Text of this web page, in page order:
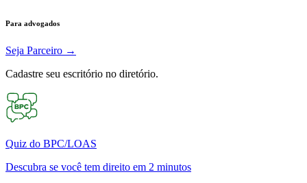
Para advogados
Seja Parceiro →
Cadastre seu escritório no diretório.
Quiz do BPC/LOAS
Descubra se você tem direito em 2 minutos